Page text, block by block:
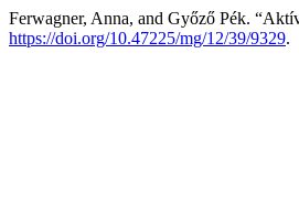
Ferwagner, Anna, and Győző Pék.
https://doi.org/10.47225/mg/12/39/9329.